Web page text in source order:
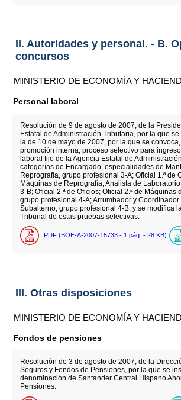
II. Autoridades y personal. - B.
concursos
MINISTERIO DE ECONOMÍA Y
Personal laboral
Resolución de 9 de agosto de 2007, de la
Estatal de Administración Tributaria, por la que
la de 10 de mayo de 2007, por la que se
promoción interna, proceso selectivo para
laboral fijo de la Agencia Estatal de
categorías de Encargado, especialidades de
Reprografía, grupo profesional 3-A; Oficial 1.ª de
Máquinas de Reprografía; Analista de
3-B; Oficial 2.ª de Oficios; Oficial 2.ª de Máquinas
grupo profesional 4-A; Arrumbador y Coordinador
Subalterno, grupo profesional 4-B, y se modifica
Tribunal de estas pruebas selectivas.
PDF (BOE-A-2007-15733 - 1 pág. - 28 KB)
III. Otras disposiciones
MINISTERIO DE ECONOMÍA Y
Fondos de pensiones
Resolución de 3 de agosto de 2007, de la
Seguros y Fondos de Pensiones, por la que se
denominación de Santander Central Hispano
Pensiones.